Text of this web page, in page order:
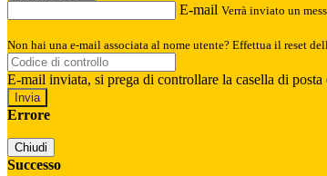
E-mail Verrà inviato un
Non hai una e-mail associata al nome utente? Effettua il reset
E-mail inviata, si prega di controllare la casella di posta
Errore
Chiudi
Successo